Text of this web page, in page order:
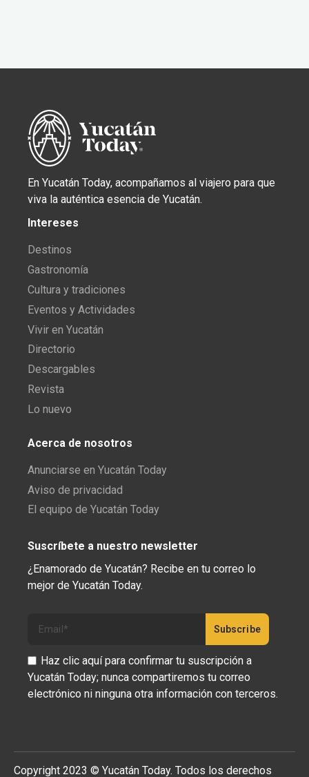
En Yucatán Today, acompañamos al viajero para que
viva la auténtica esencia de Yucatán.
Intereses
Destinos
Gastronomía
Cultura y tradiciones
Eventos y Actividades
Vivir en Yucatán
Directorio
Descargables
Revista
Lo nuevo
Acerca de nosotros
Anunciarse en Yucatán Today
Aviso de privacidad
El equipo de Yucatán Today
Suscríbete a nuestro newsletter
¿Enamorado de Yucatán? Recibe en tu correo lo
mejor de Yucatán Today.
Haz clic aquí para confirmar tu suscripción a
Yucatán Today; nunca compartiremos tu correo
electrónico ni ninguna otra información con terceros.
Copyright 2023 © Yucatán Today. Todos los derechos